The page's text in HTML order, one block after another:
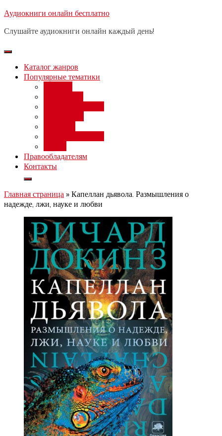
Перейти
содержимому
Аудиокниги онлайн бесплатно
Слушайте аудиокниги онлайн каждый день!
Каталог жанров
Популярные тематики
Правообладателям
Контакты
Главная страница » Капеллан дьявола. Размышления о
надежде, лжи, науке и любви
Бесплатный вебинар: заработок
день